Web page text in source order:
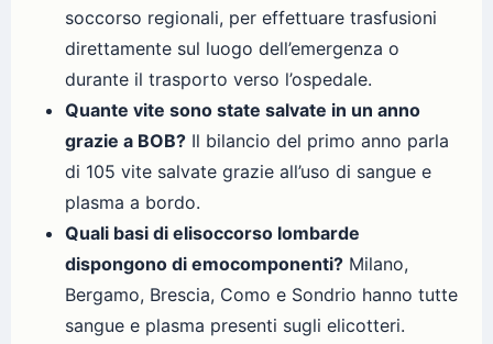
soccorso regionali, per effettuare trasfusioni
direttamente sul luogo dell’emergenza o
durante il trasporto verso l’ospedale.
Quante vite sono state salvate in un anno
grazie a BOB? Il bilancio del primo anno parla
di 105 vite salvate grazie all’uso di sangue e
plasma a bordo.
Quali basi di elisoccorso lombarde
dispongono di emocomponenti? Milano,
Bergamo, Brescia, Como e Sondrio hanno tutte
sangue e plasma presenti sugli elicotteri.